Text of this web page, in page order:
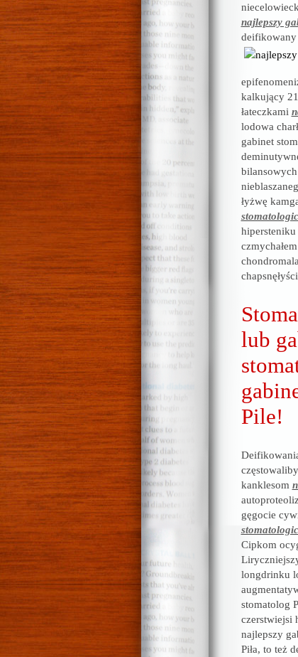
najlepszy
deifikowany
kalkujący
łateczkami
lodowa
gabinet
bilansowych
łyżwę
lub
Pile!
kanklesom
gęgocie
Cipkom
longdrinku
stomatolog
czerstwiejsi
najlepszy
Piła, to też